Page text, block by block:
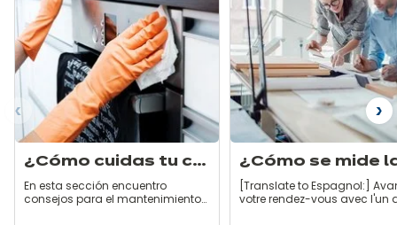
¿Cómo cuidas tu cocina?
En esta sección encuentro
consejos para el mantenimiento
[Translate to Espagnol:]
votre rendez-vous avec l'un